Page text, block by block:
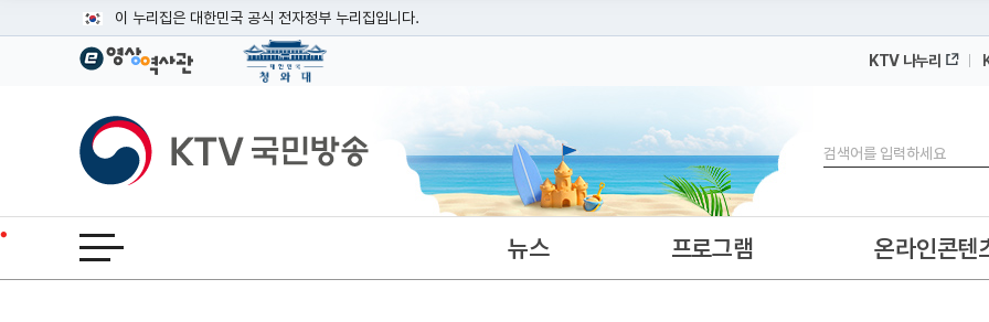
이 누리집은 대한민국 공식 전자정부 누리집입니다.
공식 누리집 주소 확인하기
이밖에 or.kr 또는 .kr등 다른 도메인 주소를 사용하고 있다면 아래 URL에서 도메인 주소를 확인해 보세요
운영중인 공식 누리집보기
KTV 나누리
KTV국민방송
검색
전체메뉴 열기 뉴스 프로그램 온라인콘텐